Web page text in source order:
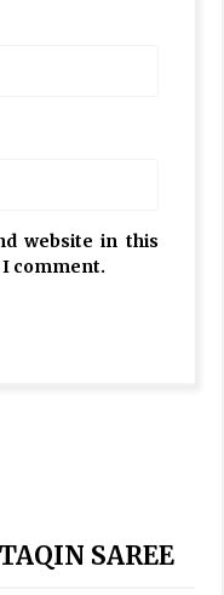
website in this
comment.
SAREE